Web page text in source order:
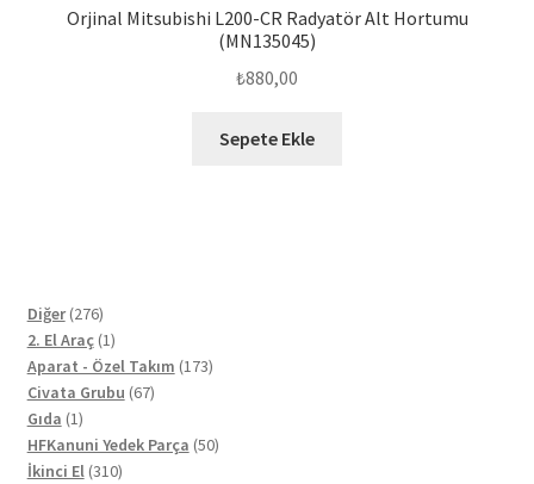
Orjinal Mitsubishi L200-CR Radyatör Alt Hortumu
(MN135045)
₺880,00
Sepete Ekle
Diğer 276276
ürün
2. El Araç 11
ürün
Aparat - Özel Takım 173173
Civata Grubu 6767
Gıda 11
ürün
HFKanuni Yedek Parça 5050
İkinci El 310310